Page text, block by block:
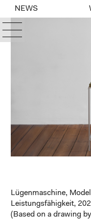
NEWS
Lügenmaschine,
Leistungsfähigkeit,
(Based on a drawing